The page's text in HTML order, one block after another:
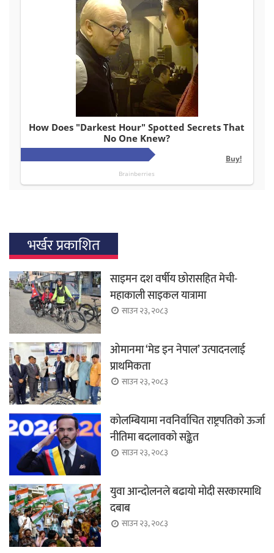
भर्खर प्रकाशित
साइमन दश वर्षीय छोरासहित मेची-
महाकाली साइकल यात्रामा
साउन २३, २०८३
ओमानमा ‘मेड इन नेपाल’ उत्पादनलाई
प्राथमिकता
साउन २३, २०८३
कोलम्बियामा नवनिर्वाचित राष्ट्रपतिको ऊर्जा
नीतिमा बदलावको सङ्केत
साउन २३, २०८३
युवा आन्दोलनले बढायो मोदी सरकारमाथि
दबाब
साउन २३, २०८३